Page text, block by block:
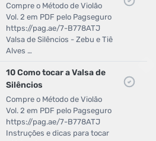
Compre o Método de Violão
Vol. 2 em PDF pelo Pagseguro
https://pag.ae/7-B778ATJ
Valsa de Silêncios - Zebu e Tiê
Alves …
10 Como tocar a Valsa de
Silêncios
Compre o Método de Violão
Vol. 2 em PDF pelo Pagseguro
https://pag.ae/7-B778ATJ
Instruções e dicas para tocar